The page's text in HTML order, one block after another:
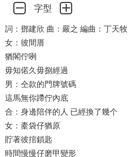
字型
詞：鄧建欣 曲：嚴之 編曲：丁天牧
女：彼間厝
猶閣佇咧
毋知偌久毋捌經過
男：仝款的門牌號碼
這馬無你蹛佇內底
合：身邊陪伴的人 已經換了幾个
女：橐袋仔猶原
貯著彼捾鎖匙
時間慢慢仔磨甲變形